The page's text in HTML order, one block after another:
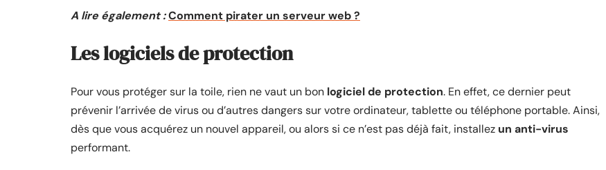
A lire également :Comment pirater un serveur web ?
Les logiciels de protection
Pour vous protéger sur la toile, rien ne vaut un bon logiciel de protection. En effet, ce dernier peut
prévenir l’arrivée de virus ou d’autres dangers sur votre ordinateur, tablette ou téléphone portable. Ainsi,
dès que vous acquérez un nouvel appareil, ou alors si ce n’est pas déjà fait, installez un anti-virus
performant.